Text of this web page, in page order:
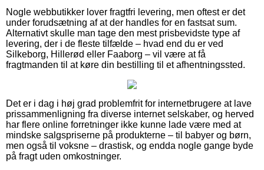
Nogle webbutikker lover fragtfri levering, men oftest er det
under forudsætning af at der handles for en fastsat sum.
Alternativt skulle man tage den mest prisbevidste type af
levering, der i de fleste tilfælde – hvad end du er ved
Silkeborg, Hillerød eller Faaborg – vil være at få
fragtmanden til at køre din bestilling til et afhentningssted.
Det er i dag i høj grad problemfrit for internetbrugere at lave
prissammenligning fra diverse internet selskaber, og herved
har flere online forretninger ikke kunne lade være med at
mindske salgspriserne på produkterne – til babyer og børn,
men også til voksne – drastisk, og endda nogle gange byde
på fragt uden omkostninger.